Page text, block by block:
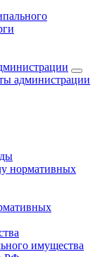
администрации
нормативных
имущества